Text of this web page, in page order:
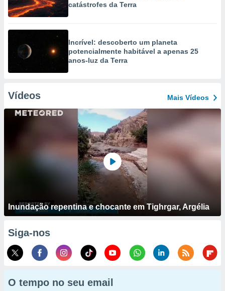
catástrofes da Terra
Incrível: descoberto um planeta
potencialmente habitável a apenas 25
anos-luz da Terra
Vídeos Mais Vídeos
Inundação repentina e chocante em Tighrgar, Argélia
Siga-nos
O tempo no seu email